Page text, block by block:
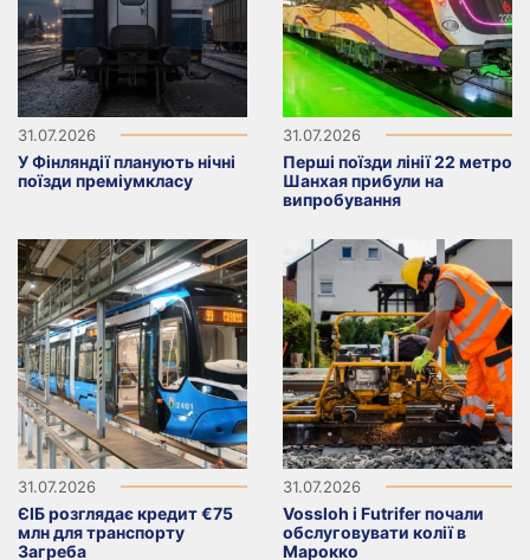
31.07.2026
У Фінляндії планують нічні
поїзди преміумкласу
31.07.2026
Перші поїзди лінії 22 метро
Шанхая прибули на
випробування
31.07.2026
ЄІБ розглядає кредит €75
млн для транспорту
Загреба
31.07.2026
Vossloh і Futrifer почали
обслуговувати колії в
Марокко